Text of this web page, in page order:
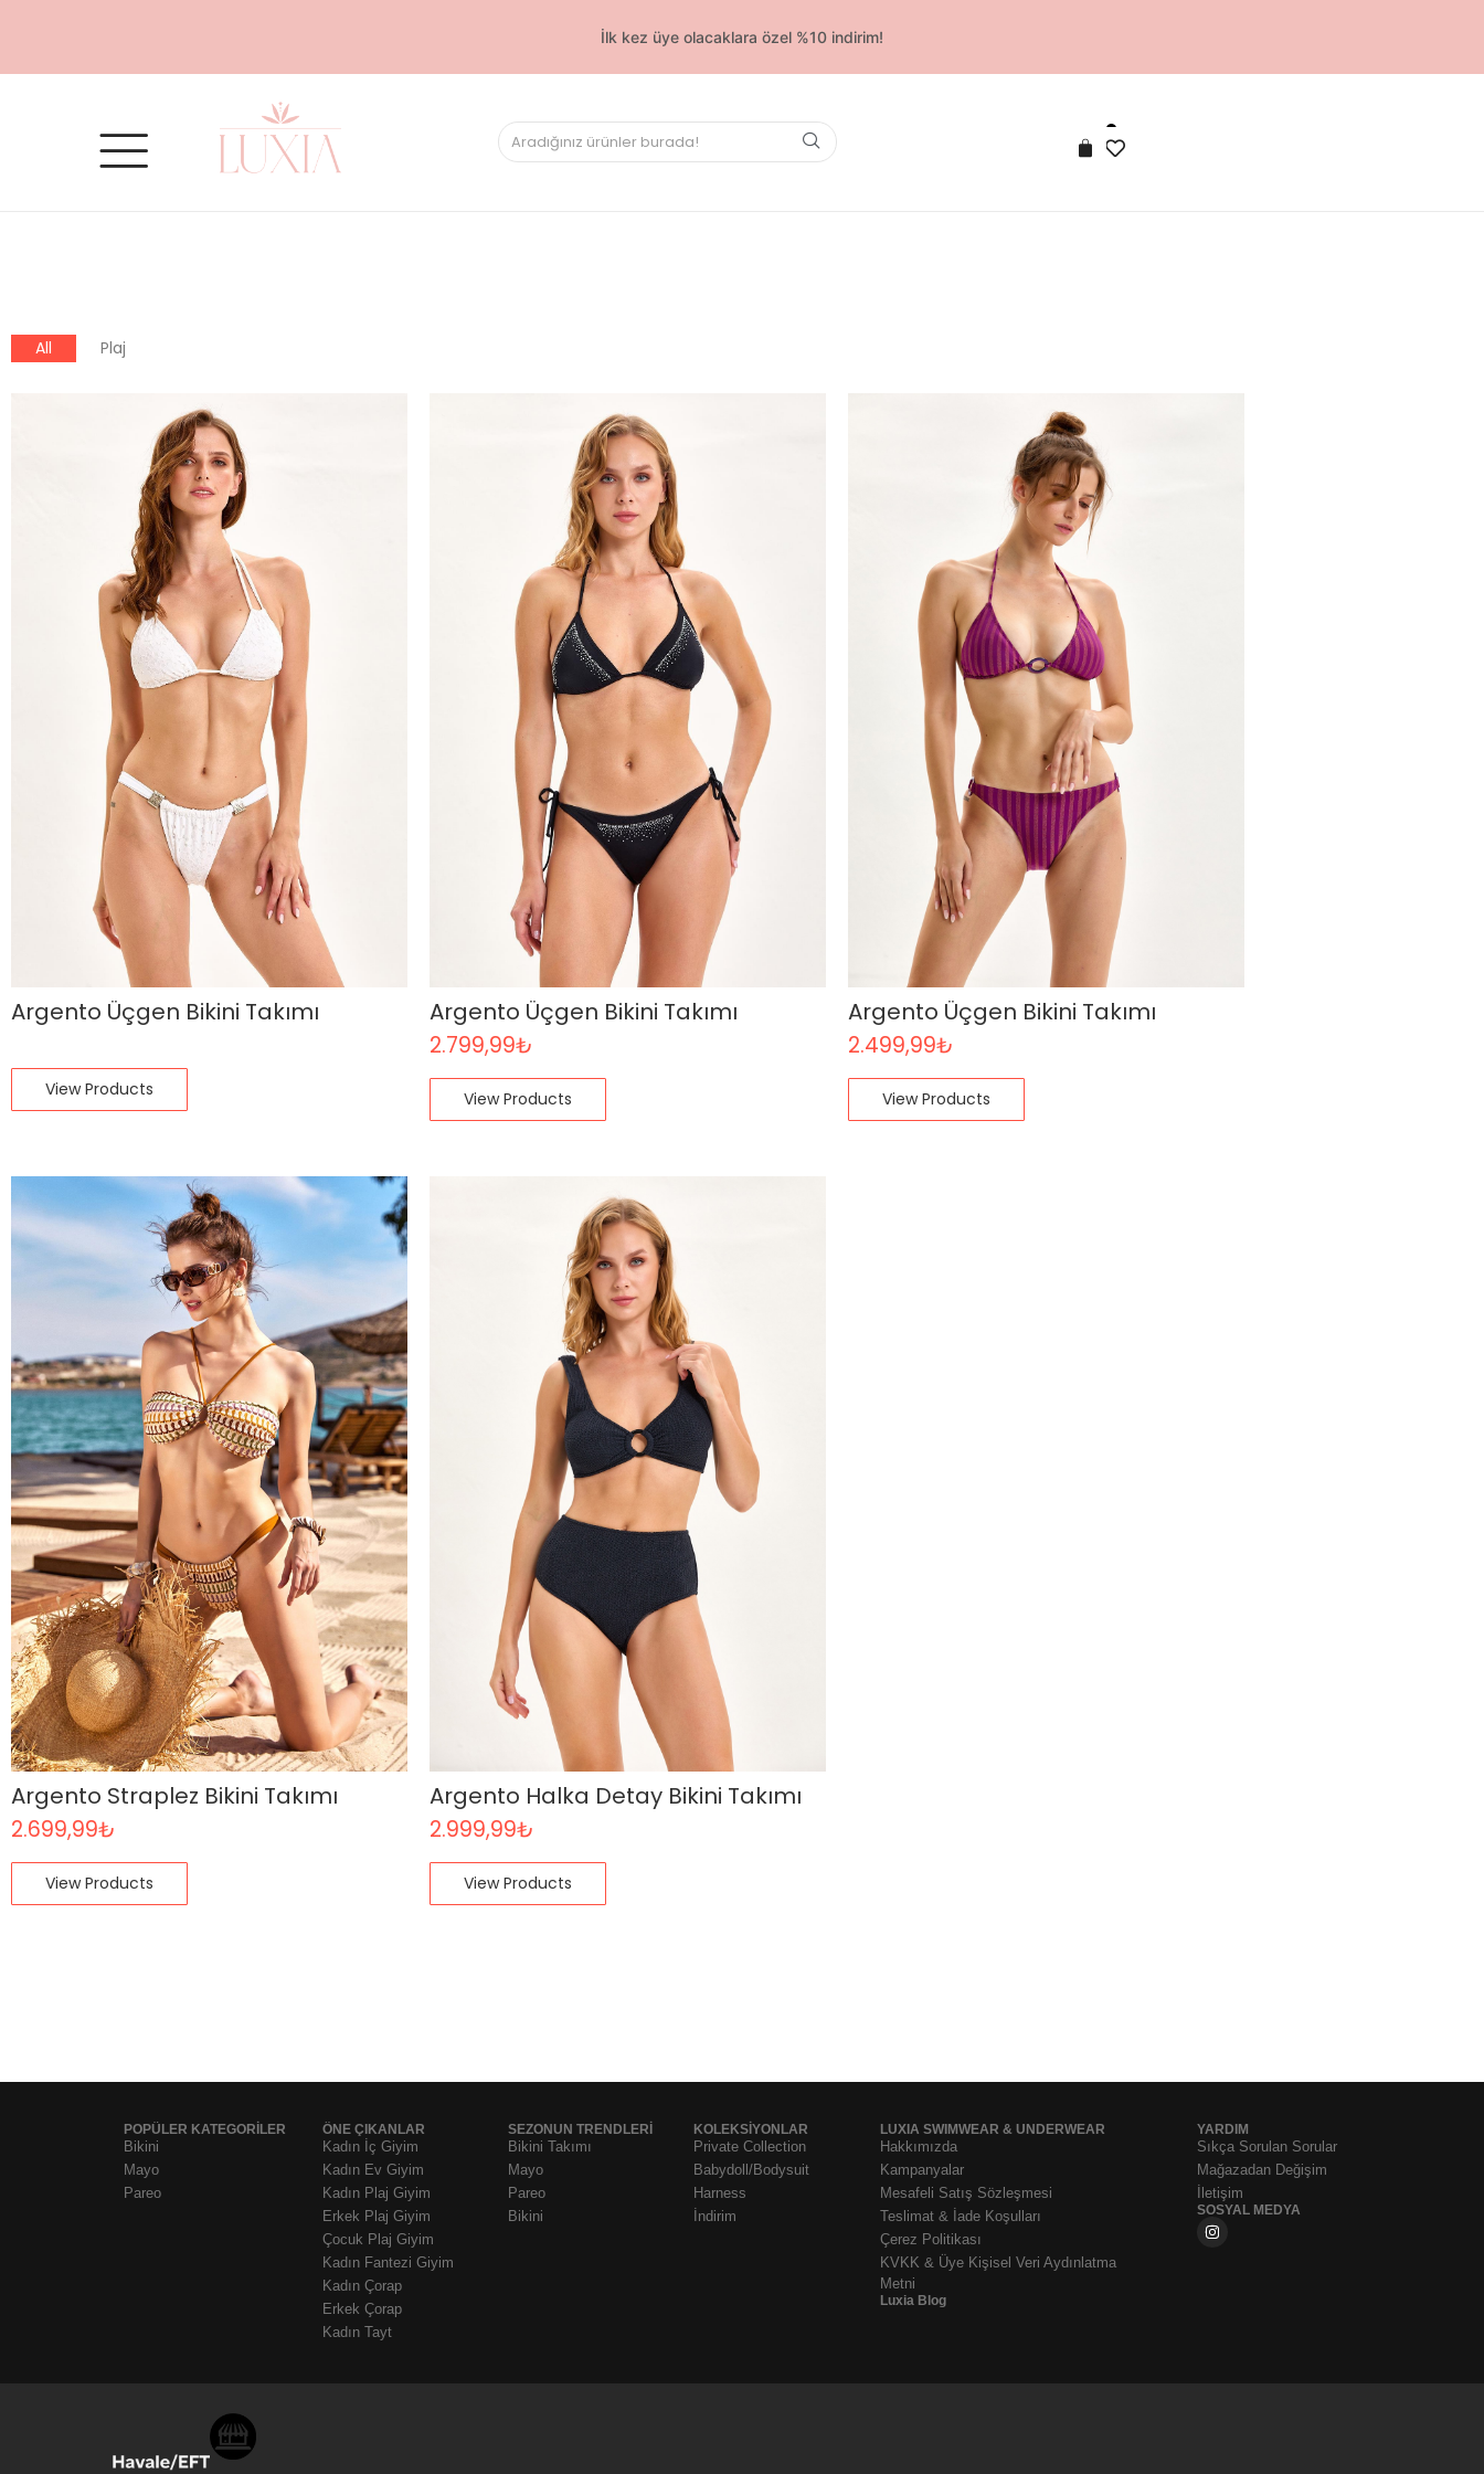
İlk kez üye olacaklara özel %10 indirim!
All Plaj
Argento Üçgen Bikini Takımı
View Products
Argento Üçgen Bikini Takımı
2.799,99₺
View Products
Argento Üçgen Bikini Takımı
2.499,99₺
View Products
Argento Straplez Bikini Takımı
2.699,99₺
View Products
Argento Halka Detay Bikini Takımı
2.999,99₺
View Products
POPÜLER KATEGORİLER
Bikini
Mayo
Pareo
ÖNE ÇIKANLAR
Kadın İç Giyim
Kadın Ev Giyim
Kadın Plaj Giyim
Erkek Plaj Giyim
Çocuk Plaj Giyim
Kadın Fantezi Giyim
Kadın Çorap
Erkek Çorap
Kadın Tayt
SEZONUN TRENDLERI
Bikini Takımı
Mayo
Pareo
Bikini
KOLEKSIYONLAR
Private Collection
Babydoll/Bodysuit
Harness
İndirim
LUXIA SWIMWEAR & UNDERWEAR
Hakkımızda
Kampanyalar
Mesafeli Satış Sözleşmesi
Teslimat & İade Koşulları
Çerez Politikası
KVKK & Üye Kişisel Veri Aydınlatma
Metni
Luxia Blog
YARDIM
Sıkça Sorulan Sorular
Mağazadan Değişim
İletişim
SOSYAL MEDYA